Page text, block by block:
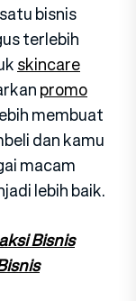
bisnis
terlebih
skincare
promo
membuat
dan kamu
macam
lebih baik.
Bisnis